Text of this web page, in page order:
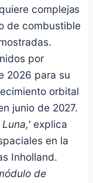
complejas
de combustible
por
2026 para su
orbital
junio de 2027.
explica
en la
Inholland.
de